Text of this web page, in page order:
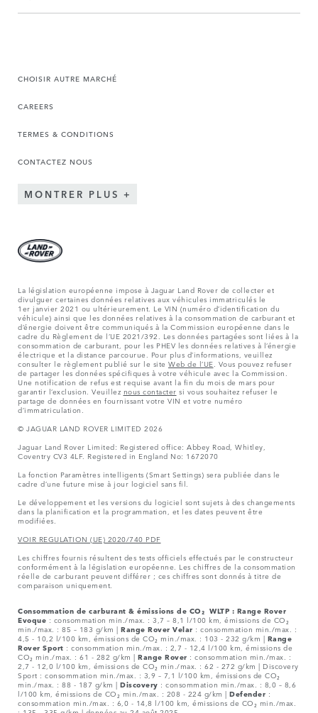
CHOISIR AUTRE MARCHÉ
CAREERS
TERMES & CONDITIONS
CONTACTEZ NOUS
MONTRER PLUS
La législation européenne impose à Jaguar Land Rover de collecter et
divulguer certaines données relatives aux véhicules immatriculés le
1er janvier 2021 ou ultérieurement. Le VIN (numéro d’identification du
véhicule) ainsi que les données relatives à la consommation de carburant et
d’énergie doivent être communiqués à la Commission européenne dans le
cadre du Règlement de l’UE 2021/392. Les données partagées sont liées à la
consommation de carburant, pour les PHEV les données relatives à l’énergie
électrique et la distance parcourue. Pour plus d’informations, veuillez
consulter le règlement publié sur le site Web de l’UE . Vous pouvez refuser
de partager les données spécifiques à votre véhicule avec la Commission.
Une notification de refus est requise avant la fin du mois de mars pour
garantir l’exclusion. Veuillez nous contacter si vous souhaitez refuser le
partage de données en fournissant votre VIN et votre numéro
d’immatriculation.
© JAGUAR LAND ROVER LIMITED 2026
Jaguar Land Rover Limited: Registered office: Abbey Road, Whitley,
Coventry CV3 4LF. Registered in England No: 1672070
La fonction Paramètres intelligents (Smart Settings) sera publiée dans le
cadre d’une future mise à jour logiciel sans fil.
Le développement et les versions du logiciel sont sujets à des changements
dans la planification et la programmation, et les dates peuvent être
modifiées.
VOIR REGULATION (UE) 2020/740 PDF
Les chiffres fournis résultent des tests officiels effectués par le constructeur
conformément à la législation européenne. Les chiffres de la consommation
réelle de carburant peuvent différer ; ces chiffres sont donnés à titre de
comparaison uniquement.
Consommation de carburant & émissions de CO₂ WLTP : Range Rover
Evoque : consommation min./max. : 3,7 – 8,1 l/100 km, émissions de CO₂
min./max. : 85 – 183 g/km | Range Rover Velar : consommation min./max. :
4,5 - 10,2 l/100 km, émissions de CO₂ min./max. : 103 - 232 g/km | Range
Rover Sport : consommation min./max. : 2,7 - 12,4 l/100 km, émissions de
CO₂ min./max. : 61 - 282 g/km | Range Rover : consommation min./max. :
2,7 - 12,0 l/100 km, émissions de CO₂ min./max. : 62 - 272 g/km | Discovery
Sport : consommation min./max. : 3,9 – 7,1 l/100 km, émissions de CO₂
min./max. : 88 - 187 g/km | Discovery : consommation min./max. : 8,0 – 8,6
l/100 km, émissions de CO₂ min./max. : 208 - 224 g/km | Defender :
consommation min./max. : 6,0 - 14,8 l/100 km, émissions de CO₂ min./max.